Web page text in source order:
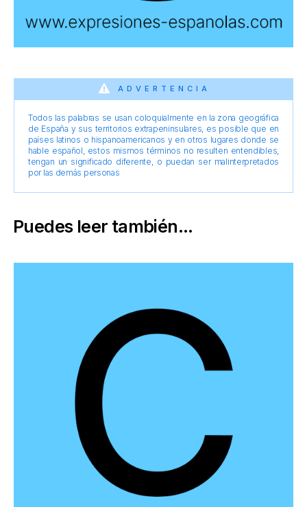
ADVERTENCIA
Todos las palabras se usan coloquialmente en la zona geográfica
de España y sus territorios extrapeninsulares, es posible que en
países latinos o hispanoamericanos y en otros lugares donde se
hable español, estos mismos términos no resulten entendibles,
tengan un significado diferente, o puedan ser malinterpretados
por las demás personas
Puedes leer también...